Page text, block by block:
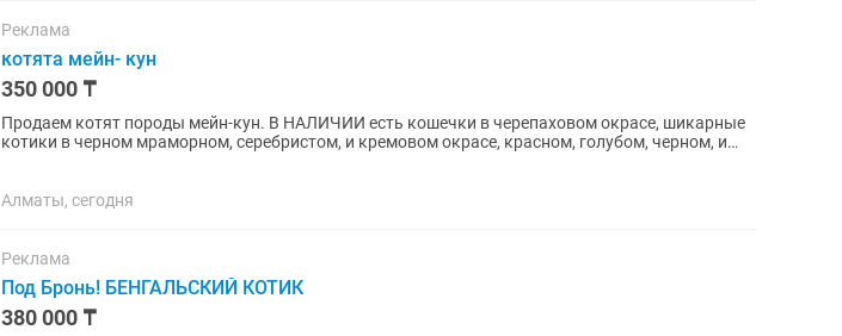
Реклама
котята мейн- кун
350 000 ₸
Продаем котят породы мейн-кун. В НАЛИЧИИ есть кошечки в чeрeпаховом окpaсe, шикapные
котики в чеpном мраморном, серебристом, и кремовом oкpаce, красном, голубом, черном, и
Алматы, сегодня
Реклама
Под Бронь! БЕНГАЛЬСКИЙ КОТИК
380 000 ₸